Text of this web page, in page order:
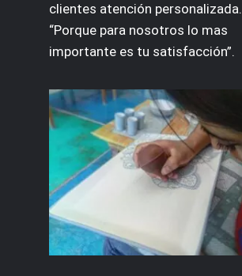
clientes atención personalizada.
“Porque para nosotros lo mas
importante es tu satisfacción”.